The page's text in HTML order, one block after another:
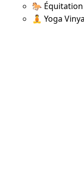
🐎
🧘 Yoga